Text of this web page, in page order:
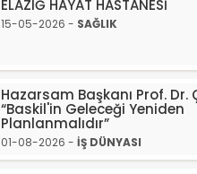
ELAZIĞ HAYAT HASTANESİ
15-05-2026 - SAĞLIK
Hazarsam Başkanı Prof. Dr.
“Baskil'in Geleceği Yeniden
Planlanmalıdır”
01-08-2026 - İŞ DÜNYASI